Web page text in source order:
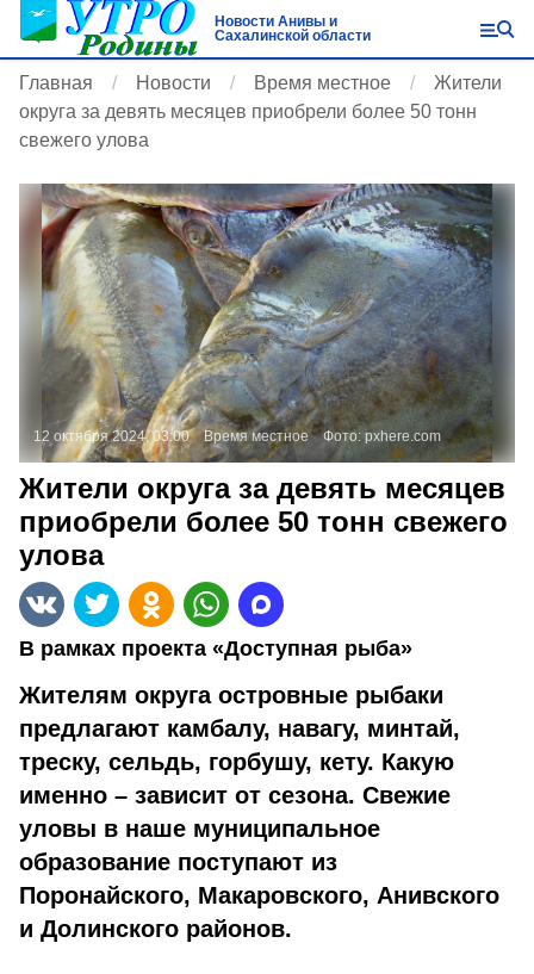
Новости Анивы и
Сахалинской области
Главная Новости Время местное
Жители
округа за девять месяцев приобрели более 50 тонн
свежего улова
12 октября 2024, 03:00 Время местное Фото: pxhere.com
Жители округа за девять месяцев
приобрели более 50 тонн свежего
улова
В рамках проекта «Доступная рыба»
Жителям округа островные рыбаки
предлагают камбалу, навагу, минтай,
треску, сельдь, горбушу, кету. Какую
именно – зависит от сезона. Свежие
уловы в наше муниципальное
образование поступают из
Поронайского, Макаровского, Анивского
и Долинского районов.